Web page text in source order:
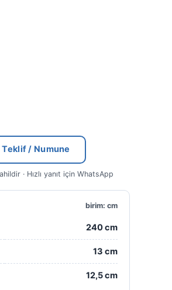
Teklif / Numune
· Hızlı yanıt için WhatsApp
birim: cm
240 cm
13 cm
12,5 cm